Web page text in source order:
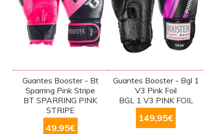
Guantes Booster - Bt
Sparring Pink Stripe
BT SPARRING PINK
STRIPE
49,95€
Guantes Booster - Bgl 1
V3 Pink Foil
BGL 1 V3 PINK FOIL
149,95€